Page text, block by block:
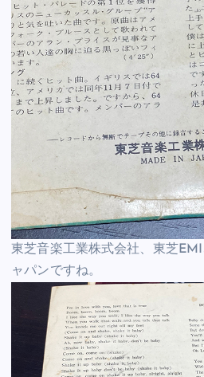
東芝音楽工業株式会社、東芝
ャパンですね。